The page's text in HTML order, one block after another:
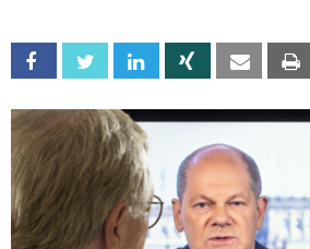
Facebook Twitter Linkedin Xing Email